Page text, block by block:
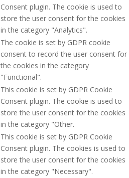
Consent plugin. The cookie is used to
store the user consent for the cookies
in the category "Analytics".
The cookie is set by GDPR cookie
consent to record the user consent for
the cookies in the category
"Functional".
This cookie is set by GDPR Cookie
Consent plugin. The cookie is used to
store the user consent for the cookies
in the category "Other.
This cookie is set by GDPR Cookie
Consent plugin. The cookies is used to
store the user consent for the cookies
in the category "Necessary".